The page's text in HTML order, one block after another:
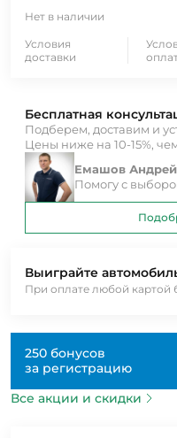
Нет в наличии
Условия
доставки
Выиграйте
При оплате любой картой
250 бонусов
за регистрацию
Все акции и скидки
Бесплатная
Подберем, доставим и
Цены ниже на 10-15%,
Емашов Андрей
Помогу с